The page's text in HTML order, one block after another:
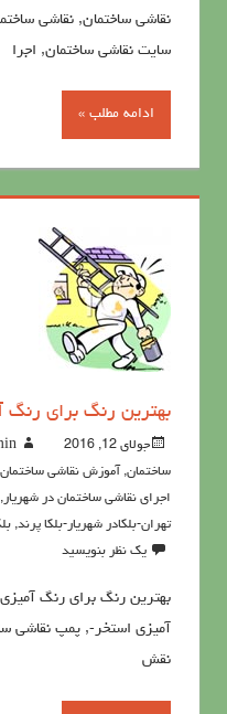
نقاشی ساختمان, نقاشی
سایت نقاشی ساختمان, اجرا
ادامه مطلب »
بهترین رنگ برای رنگ
جولای 12, 2016
ساختمان, آموزش نقاشی ساختمان
اجرای نقاشی ساختمان در شهریار,
تهران-بلکادر شهریار-بلکا پرند,
یک نظر بنویسید
بهترین رنگ برای رنگ
آمیزی استخر-, پمپ نقاشی
نقش